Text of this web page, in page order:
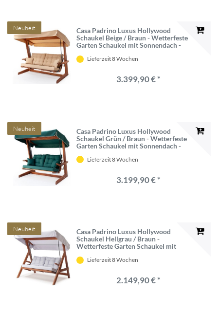
Neuheit
Casa Padrino Luxus Hollywood
Schaukel Beige / Braun - Wetterfeste
Garten Schaukel mit Sonnendach -
Luxus Möbel - Luxus Garten
Lieferzeit 8 Wochen
3.399,90 € *
Neuheit
Casa Padrino Luxus Hollywood
Schaukel Grün / Braun - Wetterfeste
Garten Schaukel mit Sonnendach -
Luxus Möbel - Luxus Garten
Lieferzeit 8 Wochen
3.199,90 € *
Neuheit
Casa Padrino Luxus Hollywood
Schaukel Hellgrau / Braun -
Wetterfeste Garten Schaukel mit
Terrassen Möbel - Luxus Möbel -
Lieferzeit 8 Wochen
2.149,90 € *